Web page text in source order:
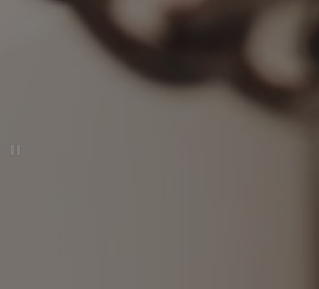
Pausar el vídeo decorativo